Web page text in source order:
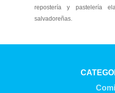
repostería y pastelería
salvadoreñas.